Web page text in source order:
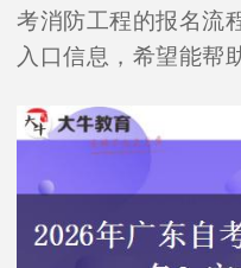
考消防工程的报名流
入口信息，希望能帮